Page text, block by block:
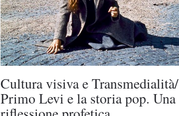
Cultura visiva e Transmedialità/
Primo Levi e la storia pop. Una